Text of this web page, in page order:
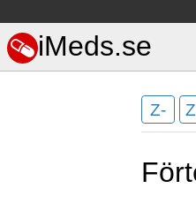
iMeds.se
Z-